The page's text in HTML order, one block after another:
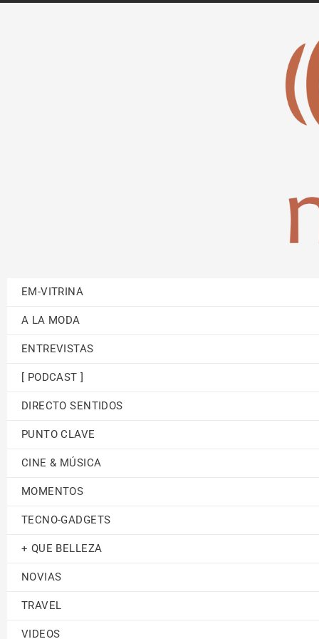
EM-VITRINA
A LA MODA
ENTREVISTAS
[ PODCAST ]
DIRECTO SENTIDOS
PUNTO CLAVE
CINE & MÚSICA
MOMENTOS
TECNO-GADGETS
+ QUE BELLEZA
NOVIAS
TRAVEL
VIDEOS